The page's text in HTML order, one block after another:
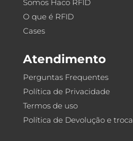
Somos Haco RFID
O que é RFID
Cases
Atendimento
Perguntas Frequentes
Política de Privacidade
Termos de uso
Política de Devolução e troca